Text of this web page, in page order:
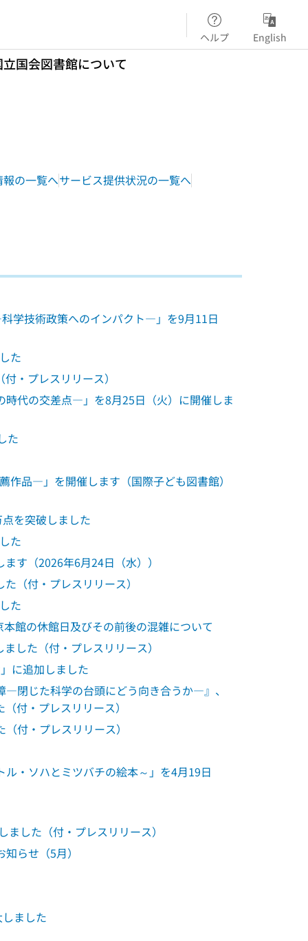
ヘルプ English
立国会図書館について
の一覧へサービス提供状況の一覧へ
学技術政策へのインパクト―」を9月11日
た
・プレスリリース）
代の交差点―」を8月25日（火）に開催しま
た
品―」を開催します（国際子ども図書館）
を突破しました
た
す（2026年6月24日（水））
（付・プレスリリース）
た
館の休館日及びその前後の混雑について
した（付・プレスリリース）
に追加しました
―閉じた科学の台頭にどう向き合うか―』、
付・プレスリリース）
付・プレスリリース）
・ソハとミツバチの絵本～」を4月19日
した（付・プレスリリース）
らせ（5月）
ました